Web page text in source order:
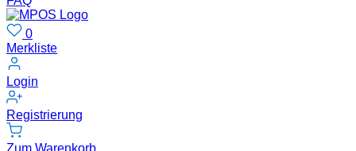
0
Merkliste
Login
Registrierung
Zum Warenkorb